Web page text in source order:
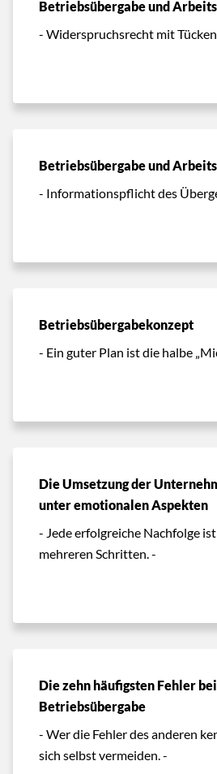
Betriebsübergabe und
- Widerspruchsrecht mit
Betriebsübergabe und
- Informationspflicht des
Betriebsübergabekonzept
- Ein guter Plan ist die halbe
Die Umsetzung der
unter emotionalen Aspekten
- Jede erfolgreiche Nachfolge
mehreren Schritten. -
Die zehn häufigsten Fehler
Betriebsübergabe
- Wer die Fehler des anderen
sich selbst vermeiden. -